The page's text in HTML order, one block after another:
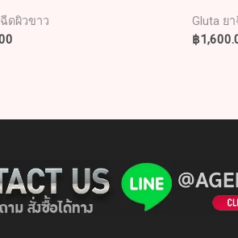
ดผิวขาว Gluta ย
฿